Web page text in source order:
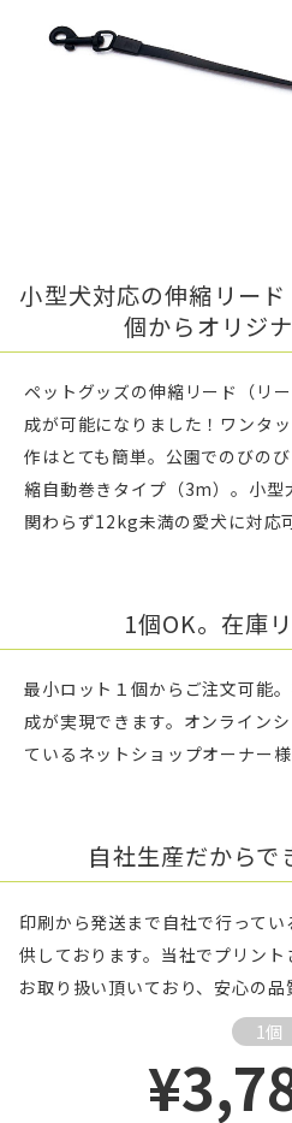
小型犬対応の伸縮リー
個からオリジ
ペットグッズの伸縮リード（リ
成が可能になりました！ワンタ
作はとても簡単。公園でのびの
縮自動巻きタイプ（3m）。小型
関わらず12kg未満の愛犬に対応
1個OK。在庫
最小ロット１個からご注文可能
成が実現できます。オンライン
ているネットショップオーナー
自社生産だからで
印刷から発送まで自社で行って
供しております。当社でプリン
お取り扱い頂いており、安心の品
1個